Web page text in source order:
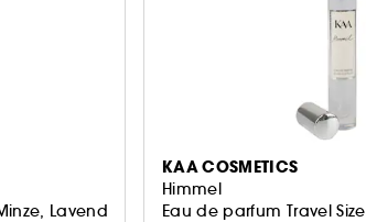
Lavendel & Vanille
KAA COSMETICS
Himmel
Eau de parfum Travel Size